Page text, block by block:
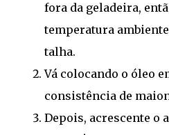
fora da geladeira,
temperatura
talha.
Vá colocando o óleo
consistência de
Depois, acrescente o